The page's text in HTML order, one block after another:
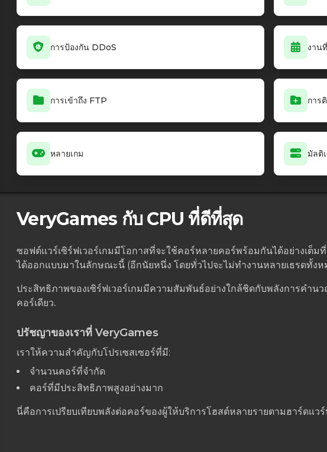
การป้องกัน DDoS งาน
การเข้าถึง FTP การ
หลายเกม มัลติ
VeryGames กับ CPU ที่ดีที่สุด
ซอฟต์แวร์เซิร์ฟเวอร์เกมมีโอกาสที่จะใช้คอร์หลายคอร์พร้อมกันได้อย่างเต็ม
ได้ออกแบบมาในลักษณะนี้ (อีกนัยหนึ่ง โดยทั่วไปจะไม่ทำงานหลายเธรดทั้งห
ประสิทธิภาพของเซิร์ฟเวอร์เกมมีความสัมพันธ์อย่างใกล้ชิดกับพลังการคำน
คอร์เดียว.
ปรัชญาของเราที่ VeryGames
เราให้ความสำคัญกับโปรเซสเซอร์ที่มี:
จำนวนคอร์ที่จำกัด
คอร์ที่มีประสิทธิภาพสูงอย่างมาก
นี่คือการเปรียบเทียบพลังต่อคอร์ของผู้ให้บริการโฮสต์หลายรายตามฮาร์ดแวร์